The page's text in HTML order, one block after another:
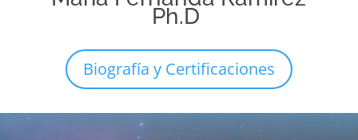
Ph.D
Biografía y Certificaciones